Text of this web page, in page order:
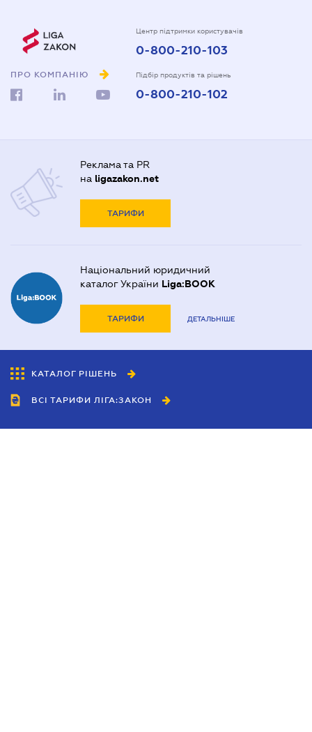
ПРО КОМПАНІЮ
Центр підтримки користувачів
0-800-210-103
Підбір продуктів та рішень
0-800-210-102
Реклама та PR
на ligazakon.net
ТАРИФИ
Національний юридичний
каталог України Liga:BOOK
ТАРИФИ ДЕТАЛЬНІШЕ
КАТАЛОГ РІШЕНЬ
ВСІ ТАРИФИ ЛІГА:ЗАКОН